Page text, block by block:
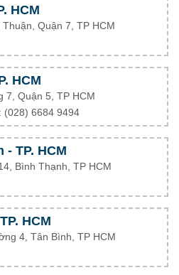
HCM
Quận 7, TP HCM
HCM
7, Quận 5, TP HCM
(028) 6684 9494
- TP. HCM
Bình Thạnh, TP HCM
HCM
4, Tân Bình, TP HCM